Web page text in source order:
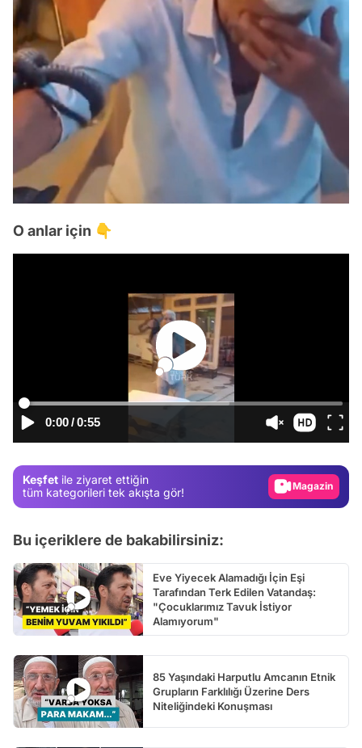
O anlar için 👇
0:00/0:55
Keşfet ile ziyaret ettiğin
tüm kategorileri tek akışta gör!
Test
Gündem
Video
Bu içeriklere de bakabilirsiniz:
Eve Yiyecek Alamadığı İçin Eşi
Tarafından Terk Edilen Vatandaş:
"Çocuklarımız Tavuk İstiyor
Alamıyorum"
85 Yaşındaki Harputlu Amcanın Etnik
Grupların Farklılığı Üzerine Ders
Niteliğindeki Konuşması